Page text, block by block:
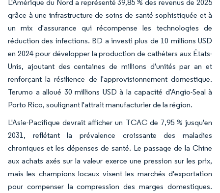
L'Amérique du Nord a représenté 39,85 % des revenus de 2025
grâce à une infrastructure de soins de santé sophistiquée et à
un mix d'assurance qui récompense les technologies de
réduction des infections. BD a investi plus de 10 millions USD
en 2024 pour développer la production de cathéters aux États-
Unis, ajoutant des centaines de millions d'unités par an et
renforçant la résilience de l'approvisionnement domestique.
Terumo a alloué 30 millions USD à la capacité d'Angio-Seal à
Porto Rico, soulignant l'attrait manufacturier de la région.
L'Asie-Pacifique devrait afficher un TCAC de 7,95 % jusqu'en
2031, reflétant la prévalence croissante des maladies
chroniques et les dépenses de santé. Le passage de la Chine
aux achats axés sur la valeur exerce une pression sur les prix,
mais les champions locaux visent les marchés d'exportation
pour compenser la compression des marges domestiques.